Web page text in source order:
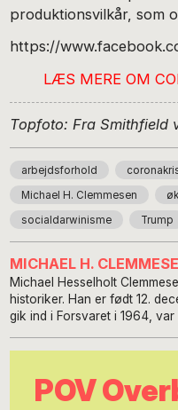
produktionsvilkår, som
https://
LÆS MERE OM
Topfoto: Fra Smithfield
arbejdsforhold
Michael H. Clemmesen
socialdarwinisme Trump
MICHAEL H.
Michael Hesselholt
historiker. Han er født 12.
gik ind i Forsvaret i 1964,
1979 som
historiker fra Københavns
tjeneste arbejdede han som
POV